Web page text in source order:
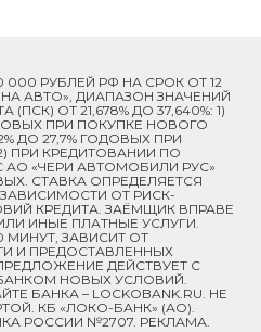
000 РУБЛЕЙ РФ НА СРОК ОТ 12
АВТО», ДИАПАЗОН ЗНАЧЕНИЙ
ОТ 21,678% ДО 37,640%: 1)
ПРИ ПОКУПКЕ НОВОГО
ДО 27,7% ГОДОВЫХ ПРИ
ПРИ КРЕДИТОВАНИИ ПО
«ЧЕРИ АВТОМОБИЛИ РУС»
СТАВКА ОПРЕДЕЛЯЕТСЯ
ОТ РИСК-
КРЕДИТА. ЗАЁМЩИК ВПРАВЕ
ИНЫЕ ПЛАТНЫЕ УСЛУГИ.
ЗАВИСИТ ОТ
И ПРЕДОСТАВЛЕННЫХ
ДЕЙСТВУЕТ С
БАНКОМ НОВЫХ УСЛОВИЙ.
БАНКА – LOCKOBANK.RU. НЕ
КБ «ЛОКО-БАНК» (АО).
РОССИИ №2707. РЕКЛАМА.